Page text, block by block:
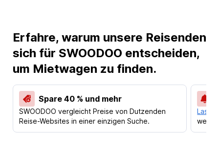
Erfahre, warum unsere Reisenden
sich für SWOODOO entscheiden,
um Mietwagen zu finden.
Spare 40 % und mehr
SWOODOO vergleicht Preise von Dutzenden
Reise-Websites in einer einzigen Suche.
Lass